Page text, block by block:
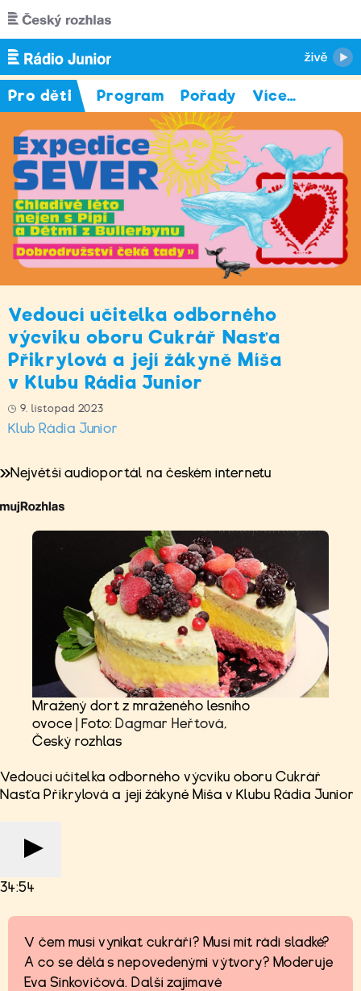
Přejít k hlavnímu obsahu
Pro děti Program Pořady Více…
Vedoucí učitelka odborného
výcviku oboru Cukrář Nasťa
Přikrylová a její žákyně Míša
v Klubu Rádia Junior
9. listopad 2023
Klub Rádia Junior
Největší audioportál na českém internetu
Mražený dort z mraženého lesního
ovoce | Foto:Dagmar Heřtová,
Český rozhlas
Vedoucí učitelka odborného výcviku oboru Cukrář
Nasťa Přikrylová a její žákyně Míša v Klubu Rádia Junior
34:54
V čem musí vynikat cukráři? Musí mít rádi sladké?
A co se dělá s nepovedenými výtvory? Moderuje
Eva Sinkovičová. Další zajímavé